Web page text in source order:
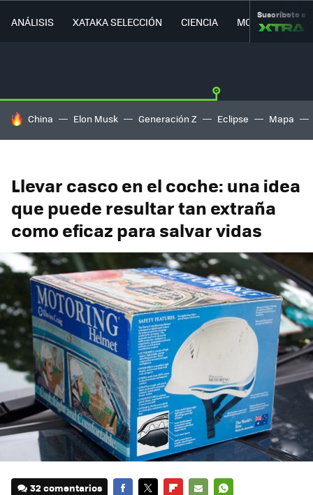
ANÁLISIS XATAKA SELECCIÓN CIENCIA MOVILIDAD
Suscríbete a
HOY SE HABLA DE
China Elon Musk Generación Z Eclipse Mapa
Llevar casco en el coche: una idea
que puede resultar tan extraña
como eficaz para salvar vidas
32 comentarios